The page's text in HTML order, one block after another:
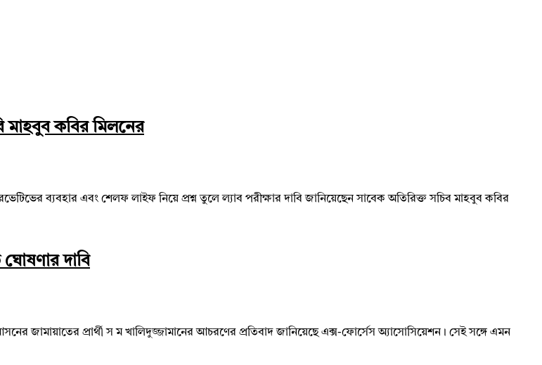
মাহবুব কবির মিলনের
ব্যবহার এবং শেলফ লাইফ নিয়ে প্রশ্ন তুলে ল্যাব পরীক্ষার দাবি জানিয়েছেন সাবেক অতিরিক্ত সচিব মাহবুব কবির
ঘোষণার দাবি
জামায়াতের প্রার্থী স ম খালিদুজ্জামানের আচরণের প্রতিবাদ জানিয়েছে এক্স-ফোর্সেস অ্যাসোসিয়েশন। সেই সঙ্গে এমন